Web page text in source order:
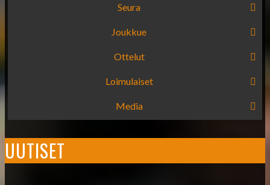
Seura
Joukkue
Ottelut
Loimulaiset
Media
UUTISET